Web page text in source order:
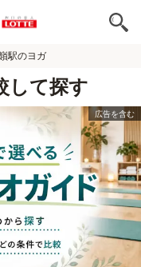
駅のヨガ
して探す